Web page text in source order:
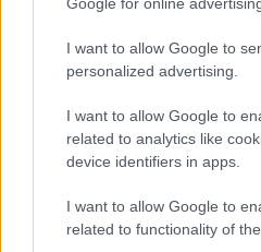
I want to allow Google to
personalized advertising.
I want to allow Google to
related to analytics like
device identifiers in apps.
I want to allow Google to
related to functionality of
Zdroj: časopis Urob si
Komentovať Zdieľať
bývanie so psom